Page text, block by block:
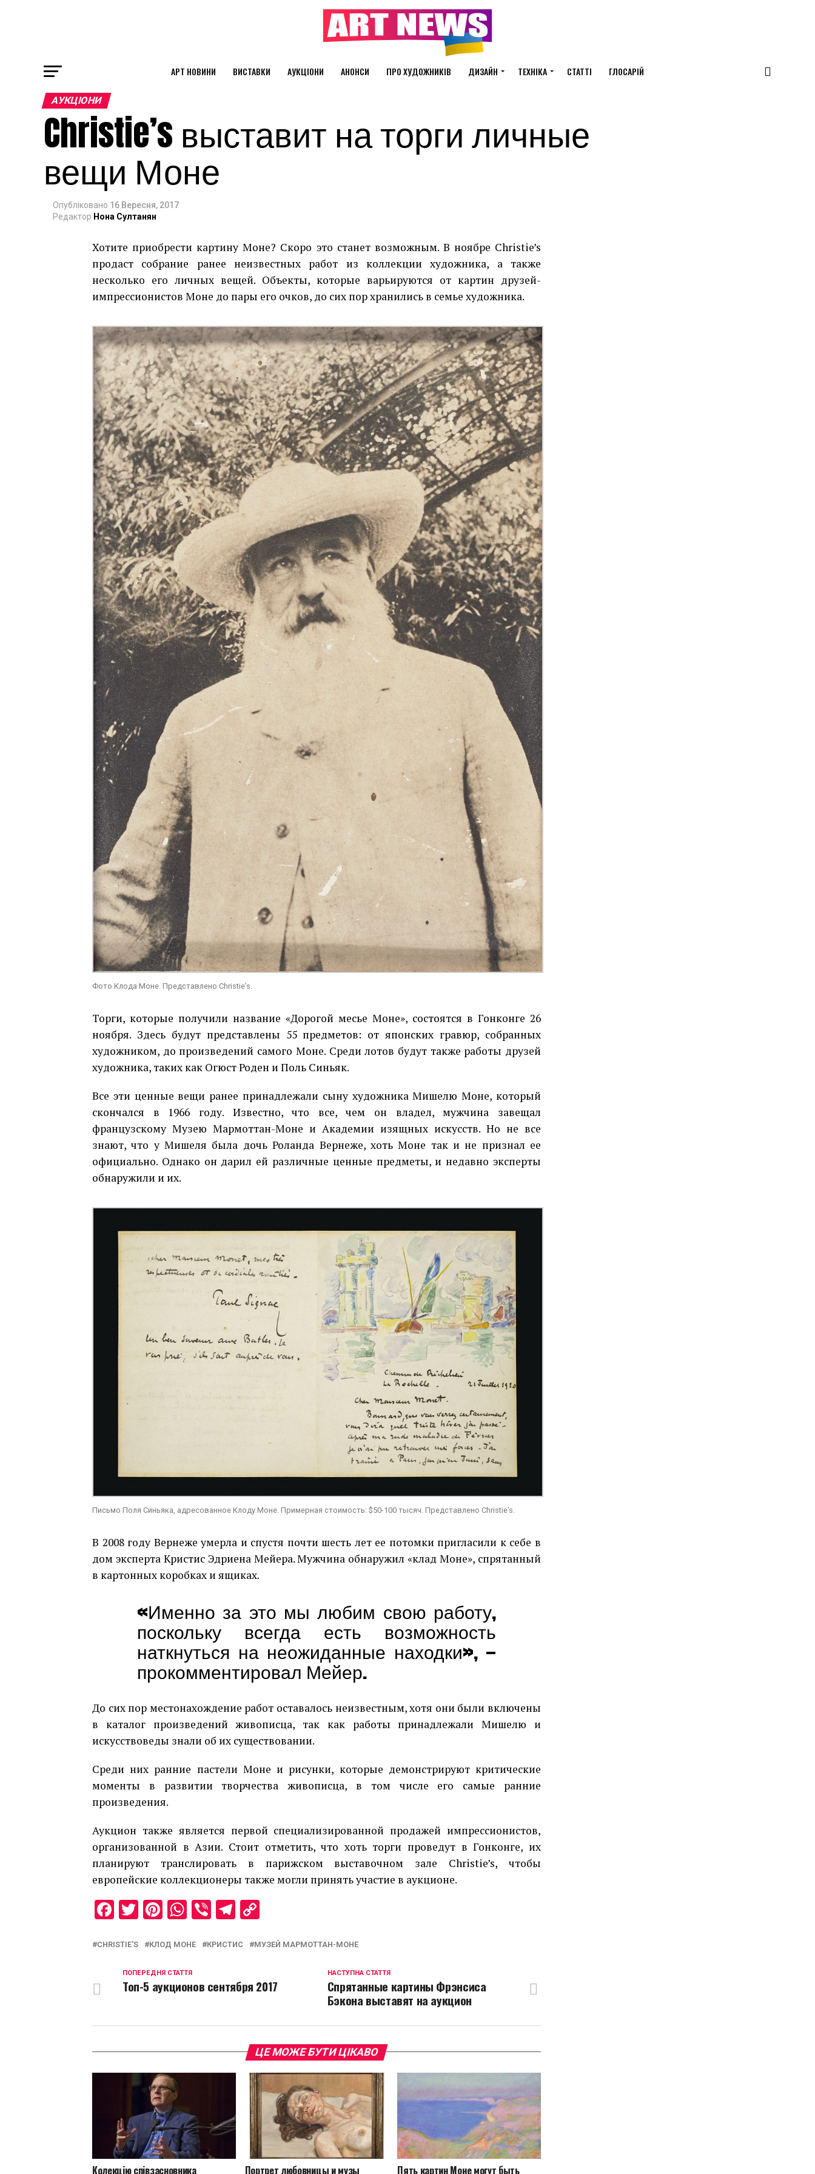
АРТ НОВИНИ ВИСТАВКИ АУКЦІОНИ АНОНСИ ПРО ХУДОЖНИКІВ ДИЗАЙН ТЕХНІКА СТАТТІ ГЛОСАРІЙ
АУКЦІОНИ
Christie’s выставит на торги личные
вещи Моне
Опубліковано 16 Вересня, 2017
Редактор Нона Султанян
Хотите приобрести картину Моне? Скоро это станет возможным. В ноябре Christie’s
продаст собрание ранее неизвестных работ из коллекции художника, а также
несколько его личных вещей. Объекты, которые варьируются от картин друзей-
импрессионистов Моне до пары его очков, до сих пор хранились в семье художника.
Фото Клода Моне. Представлено Christie’s.
Торги, которые получили название «Дорогой месье Моне», состоятся в Гонконге 26
ноября. Здесь будут представлены 55 предметов: от японских гравюр, собранных
художником, до произведений самого Моне. Среди лотов будут также работы друзей
художника, таких как Огюст Роден и Поль Синьяк.
Все эти ценные вещи ранее принадлежали сыну художника Мишелю Моне, который
скончался в 1966 году. Известно, что все, чем он владел, мужчина завещал
французскому Музею Мармоттан-Моне и Академии изящных искусств. Но не все
знают, что у Мишеля была дочь Роланда Вернеже, хоть Моне так и не признал ее
официально. Однако он дарил ей различные ценные предметы, и недавно эксперты
обнаружили и их.
Письмо Поля Синьяка, адресованное Клоду Моне. Примерная стоимость: $50-100 тысяч. Представлено Christie’s.
В 2008 году Вернеже умерла и спустя почти шесть лет ее потомки пригласили к себе в
дом эксперта Кристис Эдриена Мейера. Мужчина обнаружил «клад Моне», спрятанный
в картонных коробках и ящиках.
«Именно за это мы любим свою работу,
поскольку всегда есть возможность
наткнуться на неожиданные находки», —
прокомментировал Мейер.
До сих пор местонахождение работ оставалось неизвестным, хотя они были включены
в каталог произведений живописца, так как работы принадлежали Мишелю и
искусствоведы знали об их существовании.
Среди них ранние пастели Моне и рисунки, которые демонстрируют критические
моменты в развитии творчества живописца, в том числе его самые ранние
произведения.
Аукцион также является первой специализированной продажей импрессионистов,
организованной в Азии. Стоит отметить, что хоть торги проведут в Гонконге, их
планируют транслировать в парижском выставочном зале Christie’s, чтобы
европейские коллекционеры также могли принять участие в аукционе.
Facebook
Twitter
Pinterest
WhatsApp
ViberTelegram
CHRISTIE'S КЛОД МОНЕ КРИСТИС МУЗЕЙ МАРМОТТАН-МОНЕ
НАСТУПНА СТАТТЯ
Спрятанные картины Фрэнсиса
Бэкона выставят на аукцион
ПОПЕРЕДНЯ СТАТТЯ
Топ-5 аукционов сентября 2017
ЦЕ МОЖЕ БУТИ ЦІКАВО
Колекцію співзасновника Портрет любовницы и музы Пять картин Моне могут быть